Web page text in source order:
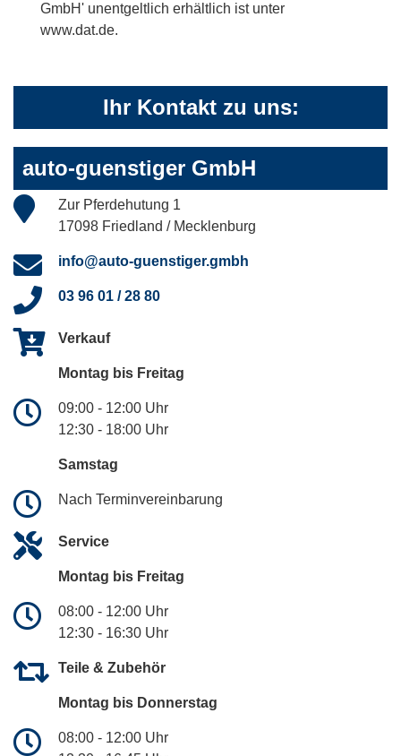
GmbH' unentgeltlich erhältlich ist unter
www.dat.de.
Ihr Kontakt zu uns:
auto-guenstiger GmbH
Zur Pferdehutung 1
17098 Friedland / Mecklenburg
info@auto-guenstiger.gmbh
03 96 01 / 28 80
Verkauf
Montag bis Freitag
09:00 - 12:00 Uhr
12:30 - 18:00 Uhr
Samstag
Nach Terminvereinbarung
Service
Montag bis Freitag
08:00 - 12:00 Uhr
12:30 - 16:30 Uhr
Teile & Zubehör
Montag bis Donnerstag
08:00 - 12:00 Uhr